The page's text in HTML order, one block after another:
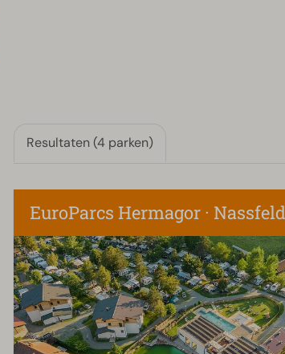
Resultaten (4 parken)
EuroParcs Hermagor · Nassfeld